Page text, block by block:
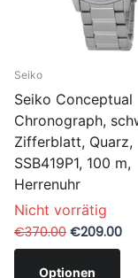
Seiko
Seiko Conceptual
Chronograph,
Zifferblatt, Quarz,
SSB419P1, 100 m,
Herrenuhr
Nicht vorrätig
€370.00 €209.00
Optionen